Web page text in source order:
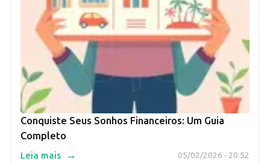
Conquiste Seus Sonhos Financeiros: Um Guia
Completo
05/02/2026 - 20:52
Leia mais →